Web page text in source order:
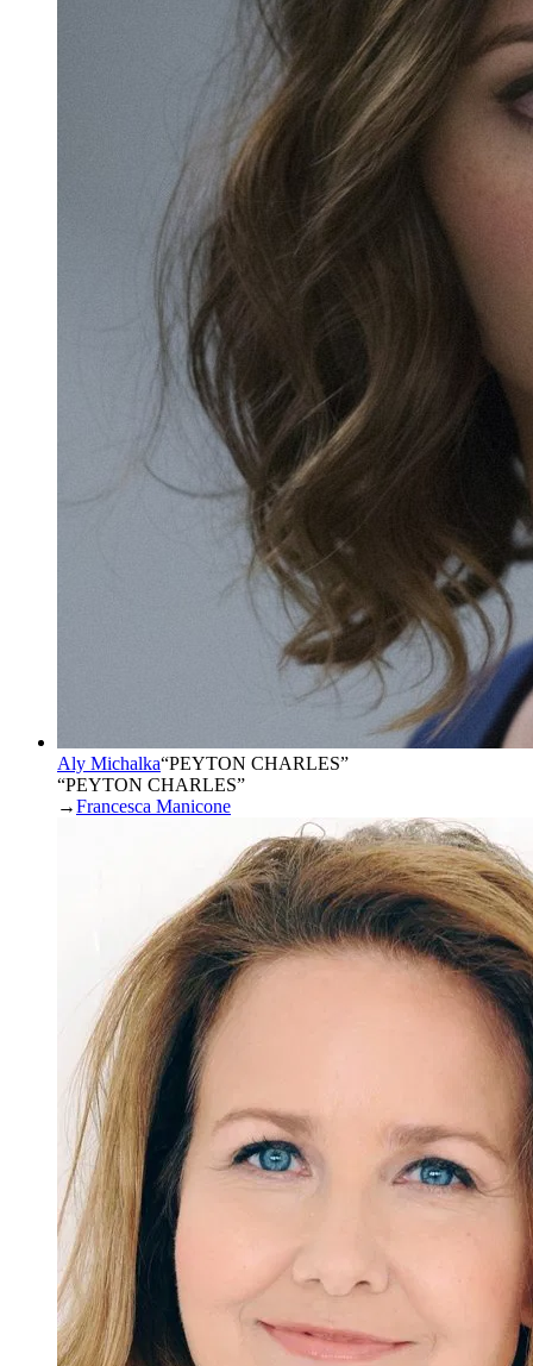
Aly Michalka“PEYTON CHARLES”
“PEYTON CHARLES”
→Francesca Manicone